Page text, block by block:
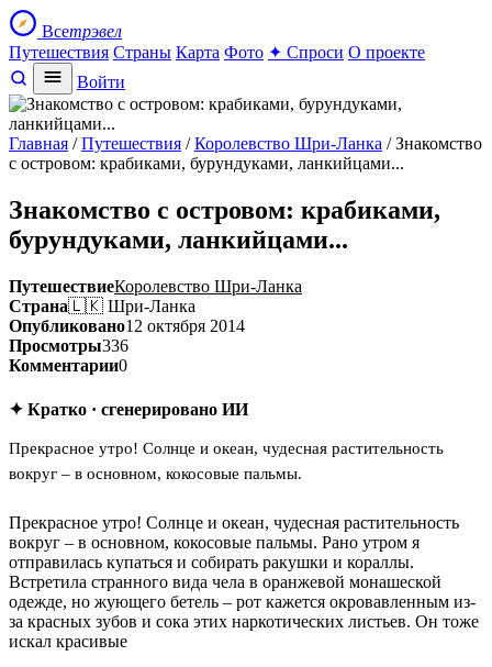
Всетрэвел
Путешествия Страны Карта Фото ✦ Спроси О проекте
Войти
Главная /Путешествия /Королевство Шри-Ланка / Знакомство
с островом: крабиками, бурундуками, ланкийцами...
Знакомство с островом: крабиками,
бурундуками, ланкийцами...
ПутешествиеКоролевство Шри-Ланка
Страна🇱🇰 Шри-Ланка
Опубликовано12 октября 2014
Просмотры336
Комментарии0
✦ Кратко · сгенерировано ИИ
Прекрасное утро! Солнце и океан, чудесная растительность
вокруг – в основном, кокосовые пальмы.
Прекрасное утро! Солнце и океан, чудесная растительность
вокруг – в основном, кокосовые пальмы. Рано утром я
отправилась купаться и собирать ракушки и кораллы.
Встретила странного вида чела в оранжевой монашеской
одежде, но жующего бетель – рот кажется окровавленным из-
за красных зубов и сока этих наркотических листьев. Он тоже
искал красивые